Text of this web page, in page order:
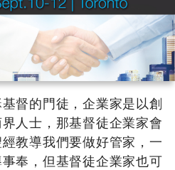
督的門徒，企業家是以創
人士，那基督徒企業家會
教導我們要做好管家，一
奉，但基督徒企業家也可